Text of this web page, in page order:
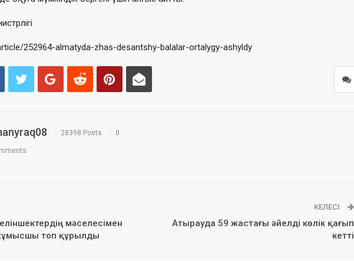
252964-almatyda-zhas-desantshy-balalar-ortalygy-ashyldy
28398 Posts 0
мәселесімен
топ құрылды
КЕЛЕСІ
Атырауда 59 жастағы әйелді көлік қағып
кетті